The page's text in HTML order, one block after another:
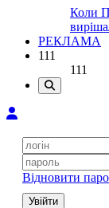
Коли
РЕКЛАМА
111
111
Відновити
Увійти